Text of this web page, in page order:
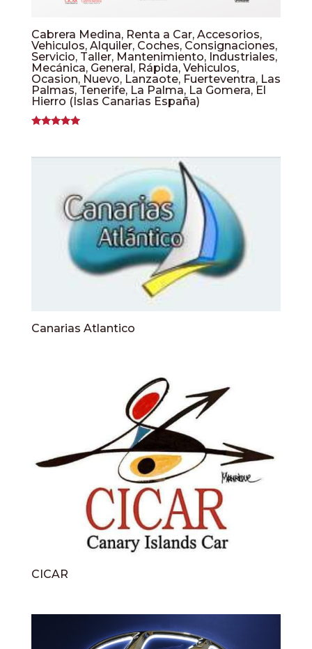
Cabrera Medina, Renta a Car, Accesorios,
Vehiculos, Alquiler, Coches, Consignaciones,
Servicio, Taller, Mantenimiento, Industriales,
Mecánica, General, Rápida, Vehiculos,
Ocasion, Nuevo, Lanzaote, Fuerteventra, Las
Palmas, Tenerife, La Palma, La Gomera, El
Hierro (Islas Canarias España)
Canarias Atlantico
CICAR